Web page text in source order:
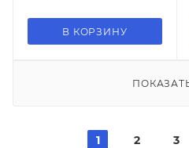
В КОРЗИНУ
1 2 3